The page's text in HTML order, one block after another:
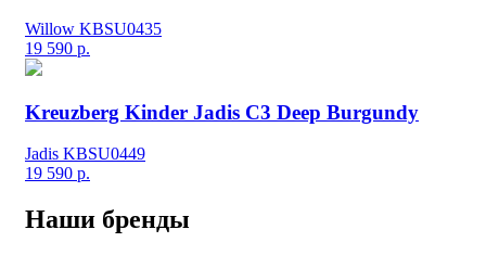
Willow KBSU0435
19 590 р.
Kreuzberg Kinder Jadis C3 Deep Burgundy
Jadis KBSU0449
19 590 р.
Наши бренды